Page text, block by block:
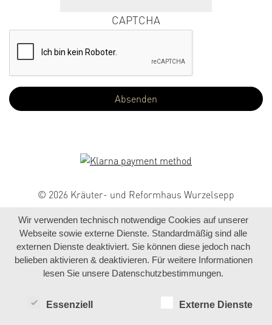
CAPTCHA
© 2026 Kräuter- und Reformhaus Wurzelsepp
Wir verwenden technisch notwendige Cookies auf unserer
Webseite sowie externe Dienste. Standardmäßig sind alle
externen Dienste deaktiviert. Sie können diese jedoch nach
belieben aktivieren & deaktivieren. Für weitere Informationen
lesen Sie unsere Datenschutzbestimmungen.
Essenziell Externe Dienste